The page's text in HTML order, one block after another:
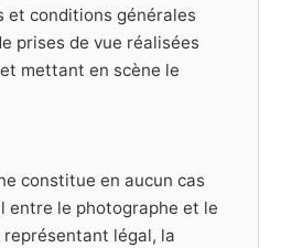
et conditions générales
prises de vue réalisées
mettant en scène le
constitue en aucun cas
entre le photographe et le
représentant légal, la